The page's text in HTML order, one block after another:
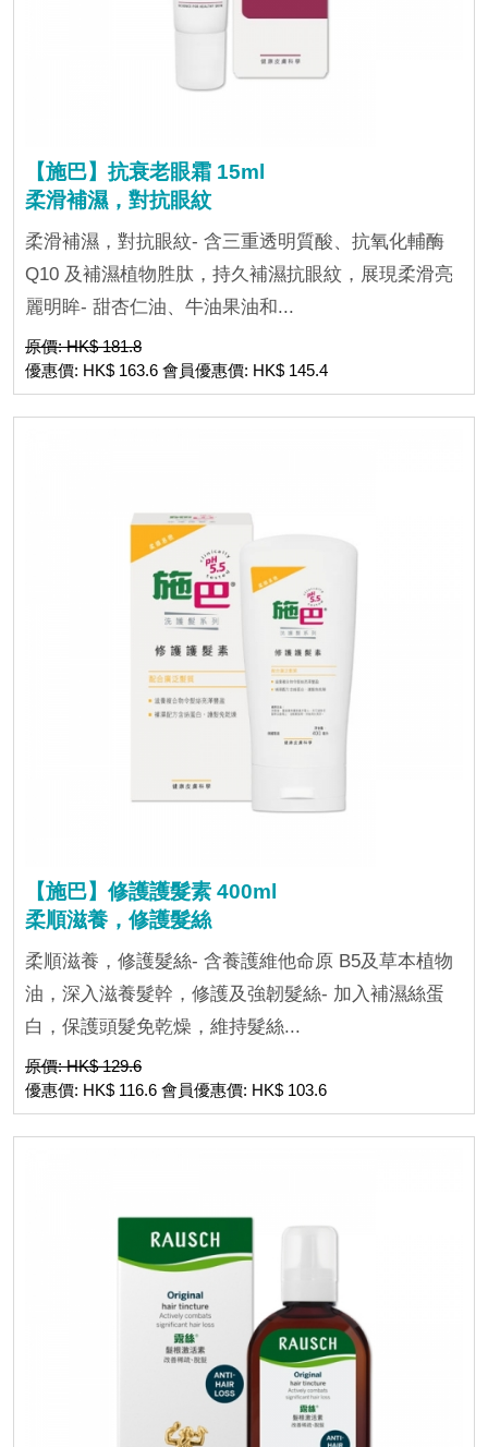
【施巴】抗衰老眼霜 15ml
柔滑補濕，對抗眼紋
柔滑補濕，對抗眼紋- 含三重透明質酸、抗氧化輔酶
Q10 及補濕植物胜肽，持久補濕抗眼紋，展現柔滑亮
麗明眸- 甜杏仁油、牛油果油和...
原價: HK$ 181.8
優惠價: HK$ 163.6 會員優惠價: HK$ 145.4
【施巴】修護護髮素 400ml
柔順滋養，修護髮絲
柔順滋養，修護髮絲- 含養護維他命原 B5及草本植物
油，深入滋養髮幹，修護及強韌髮絲- 加入補濕絲蛋
白，保護頭髮免乾燥，維持髮絲...
原價: HK$ 129.6
優惠價: HK$ 116.6 會員優惠價: HK$ 103.6